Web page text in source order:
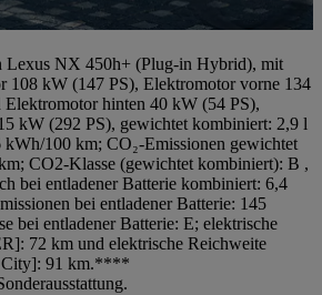
Lexus NX 450h+ (Plug-in Hybrid), mit
108 kW (147 PS), Elektromotor vorne 134
hinten 40 kW (54 PS),
kW (292 PS), gewichtet kombiniert: 2,9 l
kWh/100 km; CO₂-Emissionen gewichtet
CO2-Klasse (gewichtet kombiniert): B ,
bei entladener Batterie kombiniert: 6,4
bei entladener Batterie: 145
bei entladener Batterie: E; elektrische
72 km und elektrische Reichweite
City]: 91 km.****